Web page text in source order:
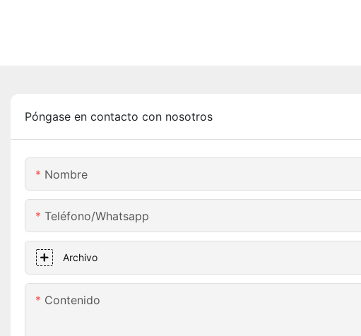
Póngase en contacto con nosotros
Nombre
Teléfono/whatsapp
Archivo
Contenido